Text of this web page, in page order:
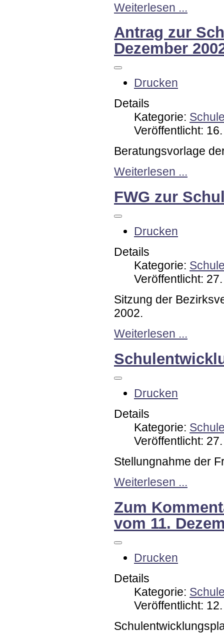
Weiterlesen ...
Antrag zur
Dezember
Drucken
Details
Kategorie:
Veröffentlicht:
Beratungsvorlage
Weiterlesen ...
FWG zur
Drucken
Details
Kategorie:
Veröffentlicht:
Sitzung der
2002.
Weiterlesen ...
Drucken
Details
Kategorie:
Veröffentlicht:
Stellungnahme der
Weiterlesen ...
Zum
vom 11.
Drucken
Details
Kategorie:
Veröffentlicht: